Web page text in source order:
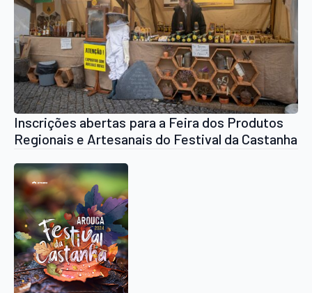
Inscrições abertas para a Feira dos Produtos
Regionais e Artesanais do Festival da Castanha